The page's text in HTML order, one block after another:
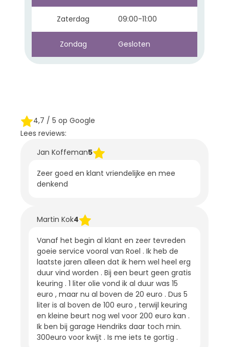
Zaterdag 09:00-11:00
Zondag Gesloten
4,7 / 5 op Google
Lees reviews:
Jan Koffeman5
Zeer goed en klant vriendelijke en mee
denkend
Martin Kok4
Vanaf het begin al klant en zeer tevreden
goeie service vooral van Roel . Ik heb de
laatste jaren alleen dat ik hem wel heel erg
duur vind worden . Bij een beurt geen gratis
keuring . 1 liter olie vond ik al duur was 15
euro , maar nu al boven de 20 euro . Dus 5
liter is al boven de 100 euro , terwijl keuring
en kleine beurt nog wel voor 200 euro kan .
Ik ben bij garage Hendriks daar toch min.
300euro voor kwijt . Is me iets te gortig .